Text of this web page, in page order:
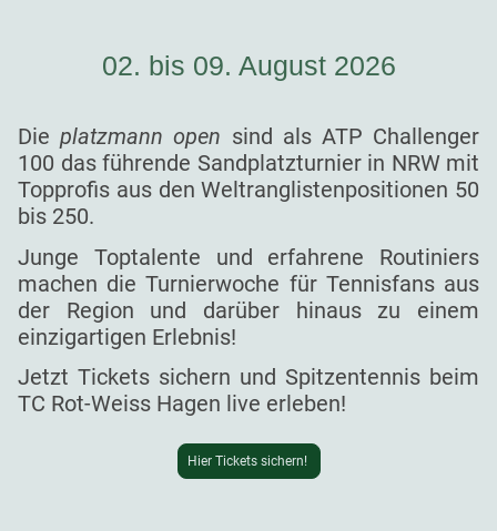
02. bis 09. August 2026
Dieplatzmann open sind als ATP Challenger
100 das führende Sandplatzturnier in NRW mit
Topprofis aus den Weltranglistenpositionen 50
bis 250.
Junge Toptalente und erfahrene Routiniers
machen die Turnierwoche für Tennisfans aus
der Region und darüber hinaus zu einem
einzigartigen Erlebnis!
Jetzt Tickets sichern und Spitzentennis beim
TC Rot-Weiss Hagen live erleben!
Hier Tickets sichern!